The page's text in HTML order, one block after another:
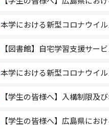
本学における新型コロナウイ
【図書館】自宅学習支援サー
本学における新型コロナウイ
【学生の皆様へ】入構制限及
【学生の皆様へ】広島県にお